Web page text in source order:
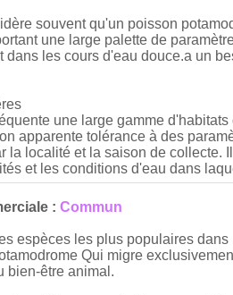
souvent qu'un poisson
une large palette de
dans les cours d'eau douce.a un
une large gamme
apparente tolérance à des
la localité et la saison de collecte.
et les conditions d'eau dans
: Commun
espèces les plus populaires
Qui migre
bien-être animal.